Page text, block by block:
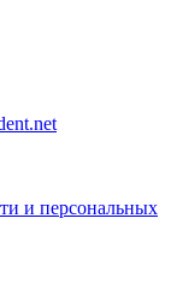
и персональных